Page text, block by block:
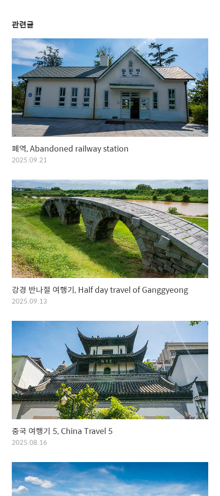
관련글
폐역, Abandoned railway station
2025.09.21
강경 반나절 여행기, Half day travel of Ganggyeong
2025.09.13
중국 여행기 5, China Travel 5
2025.08.16